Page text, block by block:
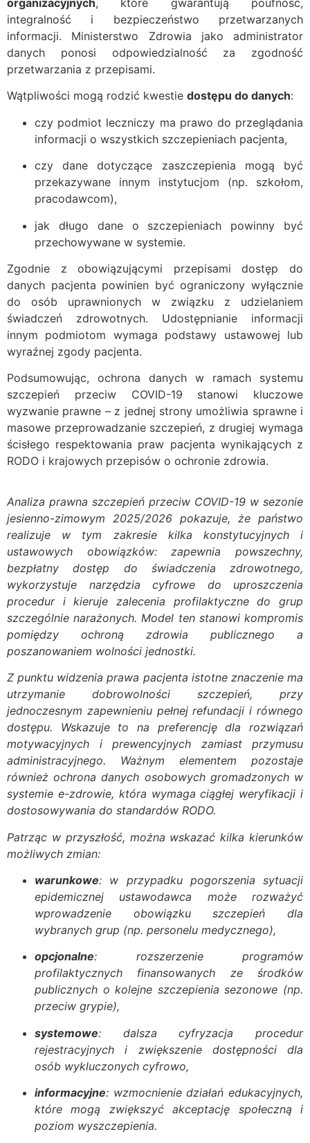
organizacyjnych, które gwarantują poufność,
integralność i bezpieczeństwo przetwarzanych
informacji. Ministerstwo Zdrowia jako administrator
danych ponosi odpowiedzialność za zgodność
przetwarzania z przepisami.
Wątpliwości mogą rodzić kwestie dostępu do danych:
czy podmiot leczniczy ma prawo do przeglądania
informacji o wszystkich szczepieniach pacjenta,
czy dane dotyczące zaszczepienia mogą być
przekazywane innym instytucjom (np. szkołom,
pracodawcom),
jak długo dane o szczepieniach powinny być
przechowywane w systemie.
Zgodnie z obowiązującymi przepisami dostęp do
danych pacjenta powinien być ograniczony wyłącznie
do osób uprawnionych w związku z udzielaniem
świadczeń zdrowotnych. Udostępnianie informacji
innym podmiotom wymaga podstawy ustawowej lub
wyraźnej zgody pacjenta.
Podsumowując, ochrona danych w ramach systemu
szczepień przeciw COVID-19 stanowi kluczowe
wyzwanie prawne – z jednej strony umożliwia sprawne i
masowe przeprowadzanie szczepień, z drugiej wymaga
ścisłego respektowania praw pacjenta wynikających z
RODO i krajowych przepisów o ochronie zdrowia.
Analiza prawna szczepień przeciw COVID-19 w sezonie
jesienno-zimowym 2025/2026 pokazuje, że państwo
realizuje w tym zakresie kilka konstytucyjnych i
ustawowych obowiązków: zapewnia powszechny,
bezpłatny dostęp do świadczenia zdrowotnego,
wykorzystuje narzędzia cyfrowe do uproszczenia
procedur i kieruje zalecenia profilaktyczne do grup
szczególnie narażonych. Model ten stanowi kompromis
pomiędzy ochroną zdrowia publicznego a
poszanowaniem wolności jednostki.
Z punktu widzenia prawa pacjenta istotne znaczenie ma
utrzymanie dobrowolności szczepień, przy
jednoczesnym zapewnieniu pełnej refundacji i równego
dostępu. Wskazuje to na preferencję dla rozwiązań
motywacyjnych i prewencyjnych zamiast przymusu
administracyjnego. Ważnym elementem pozostaje
również ochrona danych osobowych gromadzonych w
systemie e-zdrowie, która wymaga ciągłej weryfikacji i
dostosowywania do standardów RODO.
Patrząc w przyszłość, można wskazać kilka kierunków
możliwych zmian:
warunkowe: w przypadku pogorszenia sytuacji
epidemicznej ustawodawca może rozważyć
wprowadzenie obowiązku szczepień dla
wybranych grup (np. personelu medycznego),
opcjonalne: rozszerzenie programów
profilaktycznych finansowanych ze środków
publicznych o kolejne szczepienia sezonowe (np.
przeciw grypie),
systemowe: dalsza cyfryzacja procedur
rejestracyjnych i zwiększenie dostępności dla
osób wykluczonych cyfrowo,
informacyjne: wzmocnienie działań edukacyjnych,
które mogą zwiększyć akceptację społeczną i
poziom wyszczepienia.